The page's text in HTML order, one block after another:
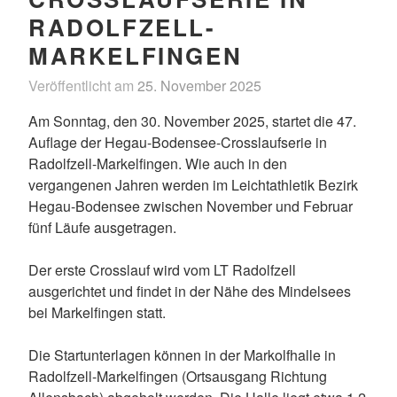
RADOLFZELL-
MARKELFINGEN
Veröffentlicht am 25. November 2025
n
D
e
r
A
i
n
t
r
Am Sonntag, den 30. November 2025, startet die 47.
Auflage der Hegau-Bodensee-Crosslaufserie in
Radolfzell-Markelfingen. Wie auch in den
vergangenen Jahren werden im Leichtathletik Bezirk
Hegau-Bodensee zwischen November und Februar
fünf Läufe ausgetragen.
Der erste Crosslauf wird vom LT Radolfzell
ausgerichtet und findet in der Nähe des Mindelsees
bei Markelfingen statt.
Die Startunterlagen können in der Markolfhalle in
Radolfzell-Markelfingen (Ortsausgang Richtung